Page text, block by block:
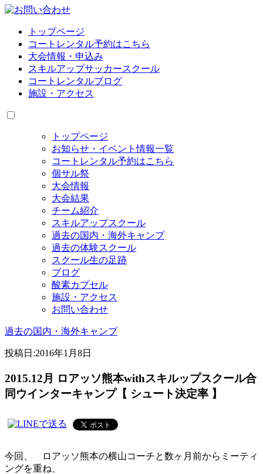
トップページ
コートレンタル予約はこちら
大会情報・申込み
スキルアップサッカースクール
コートレンタルブログ
施設・アクセス
トップページ
お知らせ・イベント情報一覧
コートレンタル予約はこちら
個サル祭
大会情報
大会結果
チーム紹介
スキルアップスクール
過去の国内・海外キャンプ
過去の体験スクール
スクール生の足跡
ブログ
酸素カプセル
施設・アクセス
お問い合わせ
過去の国内・海外キャンプ
投稿日:2016年1月8日
2015.12月 ロアッソ熊本withスキルップスクール合
同ウインターキャンプ【 シュート決定率 】
今回、 ロアッソ熊本の横山コーチと数ヶ月前からミーティ
ングを重ね、